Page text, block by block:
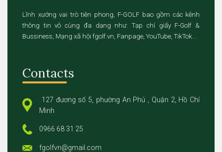
Lĩnh xướng vai trò tiên phong, F-GOLF bao gồm các kênh
thông tin vô cùng đa dạng như: Tạp chí giấy F-Golf &
Bussiness, Mạng xã hội fgolf.vn, Fanpage, YouTube, TikTok...
Contacts
127 đương số 5, phường An Phú , Quận 2, Hồ Chí
Minh
0966 68 31 25
fgolfvn@gmail.com